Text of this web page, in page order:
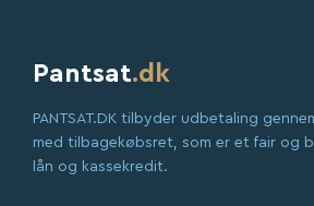
Pantsat.dk
PANTSAT.DK tilbyder udbetaling
med tilbagekøbsret, som er et fair og
lån og kassekredit.